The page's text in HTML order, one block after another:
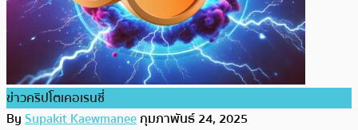
ข่าวคริปโตเคอเรนซี่
BySupakit Kaewmaneeกุมภาพันธ์ 24, 2025